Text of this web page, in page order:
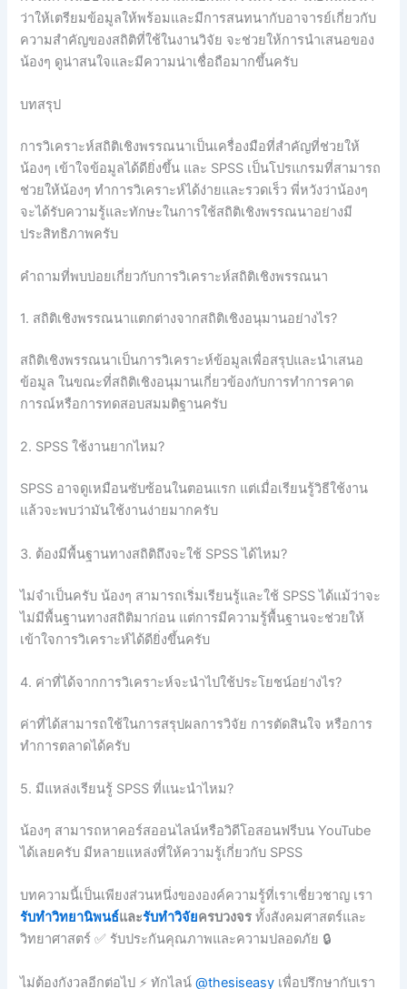
ว่าให้เตรียมข้อมูลให้พร้อมและมีการสนทนากับอาจารย์เกี่ยวกับ
ความสำคัญของสถิติที่ใช้ในงานวิจัย จะช่วยให้การนำเสนอของ
น้องๆ ดูน่าสนใจและมีความน่าเชื่อถือมากขึ้นครับ
บทสรุป
การวิเคราะห์สถิติเชิงพรรณนาเป็นเครื่องมือที่สำคัญที่ช่วยให้
น้องๆ เข้าใจข้อมูลได้ดียิ่งขึ้น และ SPSS เป็นโปรแกรมที่สามารถ
ช่วยให้น้องๆ ทำการวิเคราะห์ได้ง่ายและรวดเร็ว พี่หวังว่าน้องๆ
จะได้รับความรู้และทักษะในการใช้สถิติเชิงพรรณนาอย่างมี
ประสิทธิภาพครับ
คำถามที่พบบ่อยเกี่ยวกับการวิเคราะห์สถิติเชิงพรรณนา
1. สถิติเชิงพรรณนาแตกต่างจากสถิติเชิงอนุมานอย่างไร?
สถิติเชิงพรรณนาเป็นการวิเคราะห์ข้อมูลเพื่อสรุปและนำเสนอ
ข้อมูล ในขณะที่สถิติเชิงอนุมานเกี่ยวข้องกับการทำการคาด
การณ์หรือการทดสอบสมมติฐานครับ
2. SPSS ใช้งานยากไหม?
SPSS อาจดูเหมือนซับซ้อนในตอนแรก แต่เมื่อเรียนรู้วิธีใช้งาน
แล้วจะพบว่ามันใช้งานง่ายมากครับ
3. ต้องมีพื้นฐานทางสถิติถึงจะใช้ SPSS ได้ไหม?
ไม่จำเป็นครับ น้องๆ สามารถเริ่มเรียนรู้และใช้ SPSS ได้แม้ว่าจะ
ไม่มีพื้นฐานทางสถิติมาก่อน แต่การมีความรู้พื้นฐานจะช่วยให้
เข้าใจการวิเคราะห์ได้ดียิ่งขึ้นครับ
4. ค่าที่ได้จากการวิเคราะห์จะนำไปใช้ประโยชน์อย่างไร?
ค่าที่ได้สามารถใช้ในการสรุปผลการวิจัย การตัดสินใจ หรือการ
ทำการตลาดได้ครับ
5. มีแหล่งเรียนรู้ SPSS ที่แนะนำไหม?
น้องๆ สามารถหาคอร์สออนไลน์หรือวิดีโอสอนฟรีบน YouTube
ได้เลยครับ มีหลายแหล่งที่ให้ความรู้เกี่ยวกับ SPSS
บทความนี้เป็นเพียงส่วนหนึ่งขององค์ความรู้ที่เราเชี่ยวชาญ เรา
รับทำวิทยานิพนธ์และรับทำวิจัยครบวงจร ทั้งสังคมศาสตร์และ
วิทยาศาสตร์ ✅ รับประกันคุณภาพและความปลอดภัย 🔒
ไม่ต้องกังวลอีกต่อไป ⚡ ทักไลน์@thesiseasy เพื่อปรึกษากับเรา